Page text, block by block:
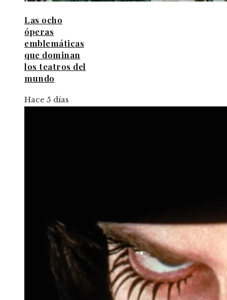
Las ocho
óperas
emblemáticas
que dominan
los teatros del
mundo
Hace 5 días